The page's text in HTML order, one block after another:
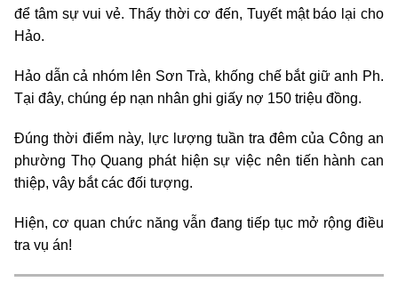
để tâm sự vui vẻ. Thấy thời cơ đến, Tuyết mật báo lại cho
Hảo.
Hảo dẫn cả nhóm lên Sơn Trà, khống chế bắt giữ anh Ph.
Tại đây, chúng ép nạn nhân ghi giấy nợ 150 triệu đồng.
Đúng thời điểm này, lực lượng tuần tra đêm của Công an
phường Thọ Quang phát hiện sự việc nên tiến hành can
thiệp, vây bắt các đối tượng.
Hiện, cơ quan chức năng vẫn đang tiếp tục mở rộng điều
tra vụ án!